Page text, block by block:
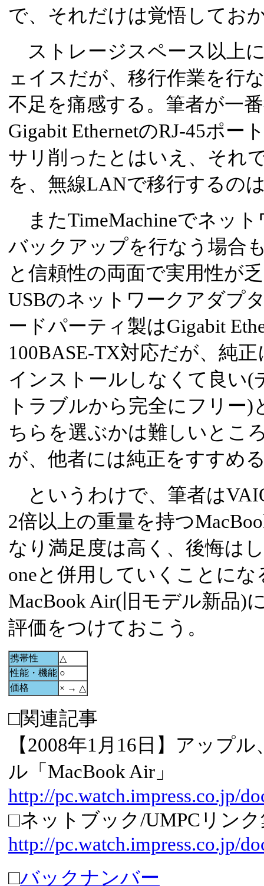
で、それだけは覚悟してお
ストレージスペース以上
ェイスだが、移行作業を行
不足を痛感する。筆者が一
Gigabit EthernetのRJ-45ポー
サリ削ったとはいえ、それ
を、無線LANで移行するの
またTimeMachineでネット
バックアップを行なう場合
と信頼性の両面で実用性が
USBのネットワークアダプ
ードパーティ製はGigabit
100BASE-TX対応だが、純
インストールしなくて良い
トラブルから完全にフリー
ちらを選ぶかは難しいとこ
が、他者には純正をすすめ
というわけで、筆者は
2倍以上の重量を持つ
なり満足度は高く、後悔は
oneと併用していくことに
MacBook Air(旧モデル新品)
評価をつけておこう。
携帯性
△
性能・機能 ○
価格
× → △
□関連記事
【2008年1月16日】アップ
ル「MacBook Air」
http://pc.watch.impress.co.jp/
□ネットブック/UMPCリン
http://pc.watch.impress.co.jp/
□バックナンバー